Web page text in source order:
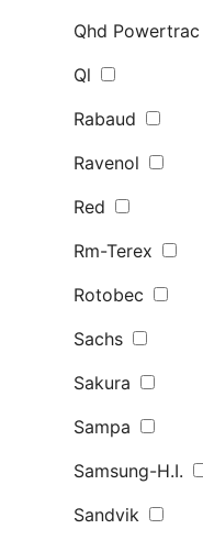
Qhd Powertrac
Ql
Rabaud
Ravenol
Red
Rm-Terex
Rotobec
Sachs
Sakura
Sampa
Samsung-H.I.
Sandvik